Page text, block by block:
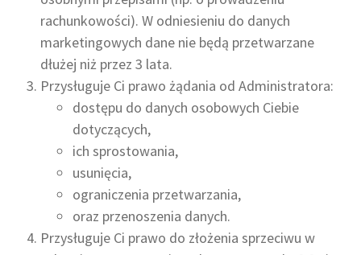
rachunkowości). W odniesieniu do danych
marketingowych dane nie będą przetwarzane
dłużej niż przez 3 lata.
Przysługuje Ci prawo żądania od Administratora:
dostępu do danych osobowych Ciebie
dotyczących,
ich sprostowania,
usunięcia,
ograniczenia przetwarzania,
oraz przenoszenia danych.
Przysługuje Ci prawo do złożenia sprzeciwu w